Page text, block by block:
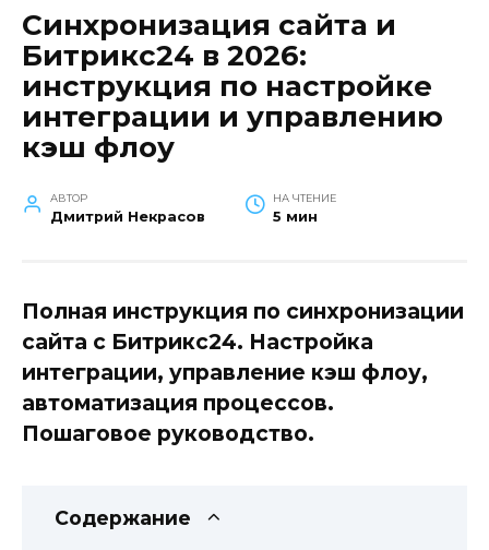
Синхронизация сайта и
Битрикс24 в 2026:
инструкция по настройке
интеграции и управлению
кэш флоу
АВТОР
Дмитрий Некрасов
НА ЧТЕНИЕ
5 мин
Полная инструкция по синхронизации
сайта с Битрикс24. Настройка
интеграции, управление кэш флоу,
автоматизация процессов.
Пошаговое руководство.
Содержание